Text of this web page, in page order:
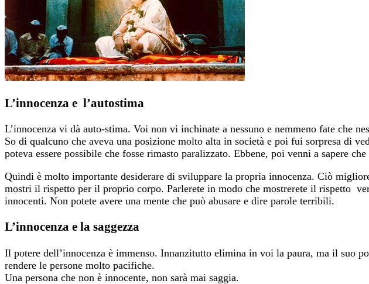
L’innocenza e l’autostima
L’innocenza vi dà auto-stima. Voi non vi inchinate a nessuno e nemmeno fate che
So di qualcuno che aveva una posizione molto alta in società e poi fui sorpresa di
poteva essere possibile che fosse rimasto paralizzato. Ebbene, poi venni a sapere
Quindi è molto importante desiderare di sviluppare la propria innocenza. Ciò
mostri il rispetto per il proprio corpo. Parlerete in modo che mostrerete il rispetto
innocenti. Non potete avere una mente che può abusare e dire parole terribili.
L’innocenza e la saggezza
Il potere dell’innocenza è immenso. Innanzitutto elimina in voi la paura, ma il suo
rendere le persone molto pacifiche.
Una persona che non è innocente, non sarà mai saggia.